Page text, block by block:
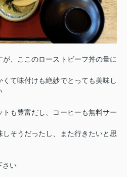
、ここのローストビーフ丼の量に
て味付けも絶妙でとっても美味し
も豊富だし、コーヒーも無料サー
そうだったし、また行きたいと思
さい